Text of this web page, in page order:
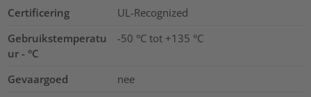
Certificering
UL-Recognized
Gebruikstemperatu
ur - °C
-50 °C tot +135 °C
Gevaargoed
nee